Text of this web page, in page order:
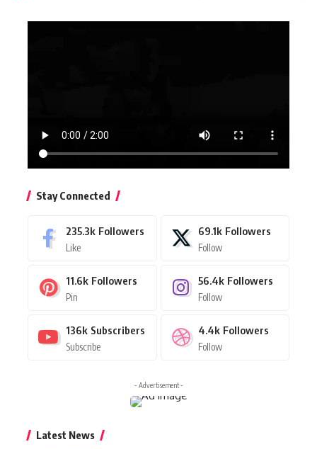
Stay Connected
235.3k Followers
Like
69.1k Followers
Follow
11.6k Followers
Pin
56.4k Followers
Follow
136k Subscribers
Subscribe
4.4k Followers
Follow
- Advertisement -
Latest News